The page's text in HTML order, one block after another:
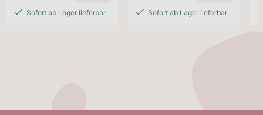
Sofort ab Lager lieferbar Sofort ab Lager lieferbar